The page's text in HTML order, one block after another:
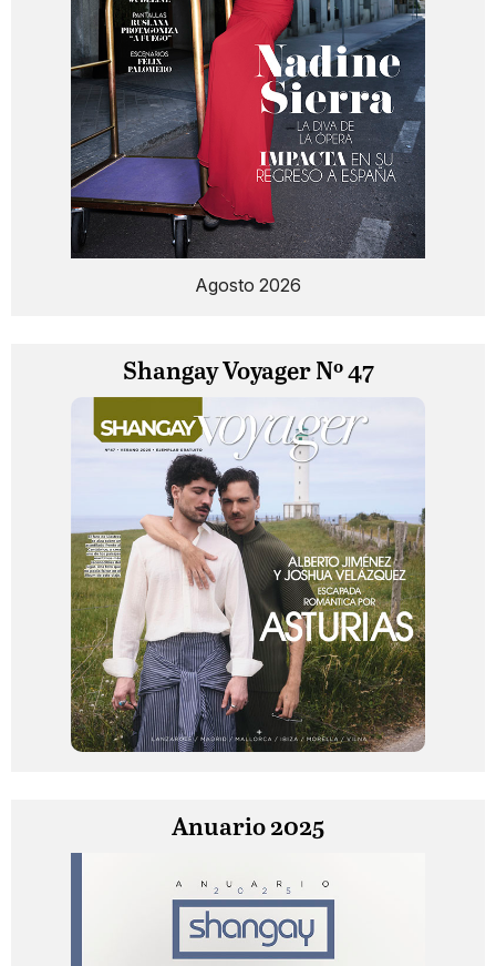
Agosto 2026
Shangay Voyager Nº 47
Anuario 2025